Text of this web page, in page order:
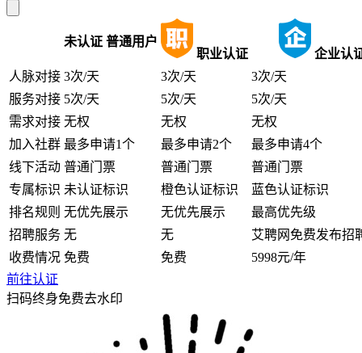
未认证 普通用户
职业认证
企业认
人脉对接 3次/天 3次/天
3次/天
服务对接 5次/天 5次/天
5次/天
需求对接 无权 无权
无权
加入社群 最多申请1个 最多申请2个
最多申请4个
线下活动 普通门票 普通门票
普通门票
专属标识 未认证标识 橙色认证标识
蓝色认证标识
排名规则 无优先展示 无优先展示
最高优先级
招聘服务 无 无
艾聘网免费发布招
收费情况 免费 免费
5998元/年
前往认证
扫码终身免费去水印